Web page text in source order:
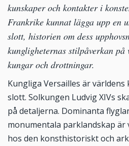
kunskaper och kontakter i
Frankrike kunnat lägga upp en
slott, historien om dess
kungligheternas stilpåverkan på
kungar och drottningar.
Kungliga Versailles är världens
slott. Solkungen Ludvig XIVs
på detaljerna. Dominanta
monumentala parklandskap är
hos den konsthistoriskt och